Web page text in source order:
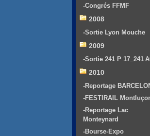
-Congrés FFMF
2008
-Sortie Lyon Mouche
2009
-Sortie 241 P 17_241
2010
-Reportage
-FESTIRAIL
-Reportage Lac
Monteynard
-Bourse-Expo